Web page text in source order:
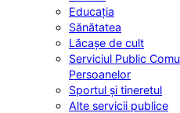
Educația
Sănătatea
Lăcașe de cult
Serviciul Public
Persoanelor
Sportul și tineretul
Alte servicii publice